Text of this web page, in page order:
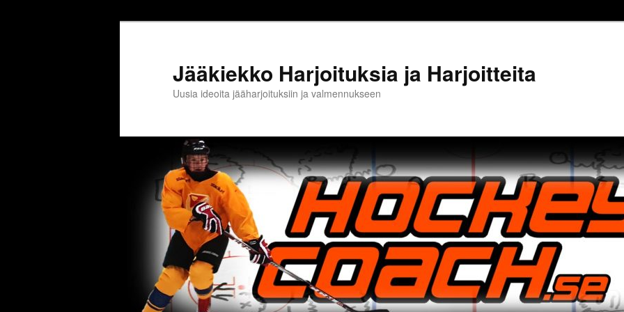
Jääkiekko Harjoituksia ja Harjoitteita
Uusia ideoita jääharjoituksiin ja valmennukseen